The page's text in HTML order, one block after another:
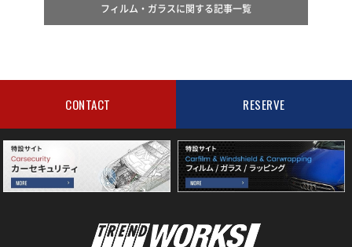
フィルム・ガラスに関する記事一覧
CONTACT RESERVE